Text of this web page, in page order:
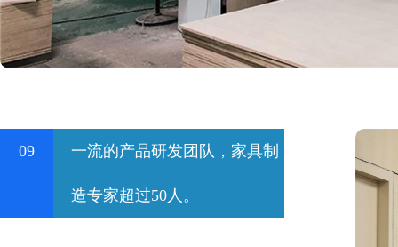
09 一流的产品研发团队，家具制
造专家超过50人。